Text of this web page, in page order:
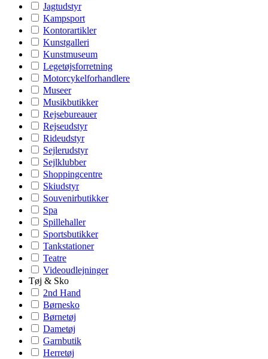
Jagtudstyr
Kampsport
Kontorartikler
Kunstgalleri
Kunstmuseum
Legetøjsforretning
Motorcykelforhandlere
Museer
Musikbutikker
Rejsebureauer
Rejseudstyr
Rideudstyr
Sejlerudstyr
Sejlklubber
Shoppingcentre
Skiudstyr
Souvenirbutikker
Spa
Spillehaller
Sportsbutikker
Tankstationer
Teatre
Videoudlejninger
Tøj & Sko
2nd Hand
Børnesko
Børnetøj
Dametøj
Garnbutik
Herretøj